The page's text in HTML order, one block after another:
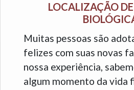
LOCALIZAÇÃO
Muitas pessoas são
felizes com suas novas
nossa experiência,
algum momento da vida